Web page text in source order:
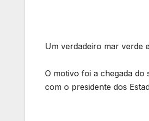
Um verdadeiro mar verde
O motivo foi a chegada do
com o presidente dos